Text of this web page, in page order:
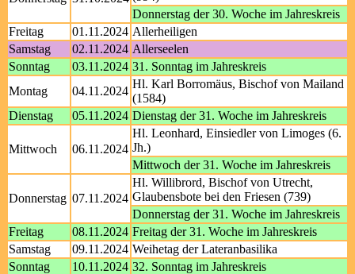
Donnerstag der 30. Woche im Jahreskreis
Freitag
01.11.2024 Allerheiligen
Samstag
02.11.2024 Allerseelen
Sonntag
03.11.2024 31. Sonntag im Jahreskreis
Montag
04.11.2024
Hl. Karl Borromäus, Bischof von Mailand
(1584)
Dienstag
05.11.2024 Dienstag der 31. Woche im Jahreskreis
Mittwoch 06.11.2024
Hl. Leonhard, Einsiedler von Limoges (6.
Jh.)
Mittwoch der 31. Woche im Jahreskreis
Donnerstag 07.11.2024
Hl. Willibrord, Bischof von Utrecht,
Glaubensbote bei den Friesen (739)
Donnerstag der 31. Woche im Jahreskreis
Freitag
08.11.2024 Freitag der 31. Woche im Jahreskreis
Samstag
09.11.2024 Weihetag der Lateranbasilika
Sonntag
10.11.2024 32. Sonntag im Jahreskreis